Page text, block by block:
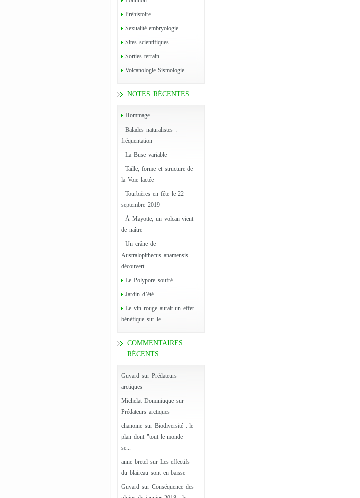
Préhistoire
Sexualité-embryologie
Sites scientifiques
Sorties terrain
Volcanologie-Sismologie
NOTES RÉCENTES
Hommage
Balades naturalistes :
fréquentation
La Buse variable
Taille, forme et structure de
la Voie lactée
Tourbières en fête le 22
septembre 2019
À Mayotte, un volcan vient
de naître
Un crâne de
Australopithecus anamensis
découvert
Le Polypore soufré
Jardin d’été
Le vin rouge aurait un effet
bénéfique sur le...
COMMENTAIRES
RÉCENTS
Guyard sur Prédateurs
arctiques
Michelat Dominiuquesur
Prédateurs arctiques
chanoine sur Biodiversité : le
plan dont "tout le monde
se...
anne bretelsur Les effectifs
du blaireau sont en baisse
Guyard sur Conséquence des